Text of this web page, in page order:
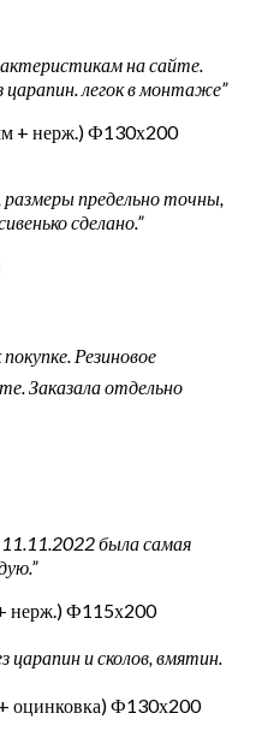
на сайте.
царапин. легок в монтаже”
+ нерж.) Ф130х200
размеры предельно точны,
сделано.”
Резиновое
Заказала отдельно
11.11.2022 была самая
нерж.) Ф115х200
царапин и сколов, вмятин.
оцинковка) Ф130х200